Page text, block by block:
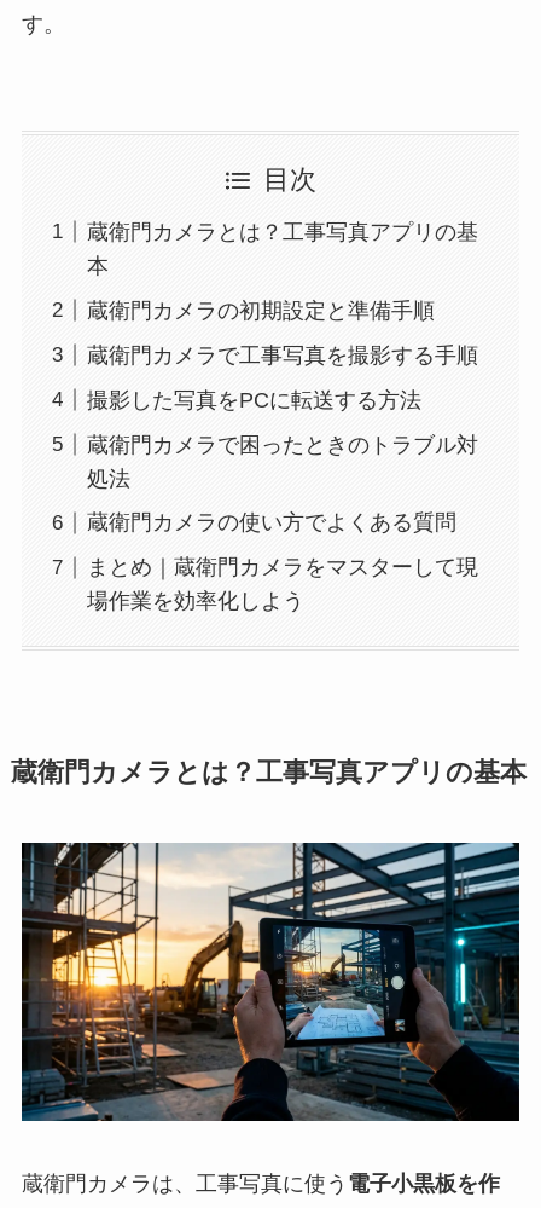
す。
目次
蔵衛門カメラとは？工事写真アプリの基
本
蔵衛門カメラの初期設定と準備手順
蔵衛門カメラで工事写真を撮影する手順
撮影した写真をPCに転送する方法
蔵衛門カメラで困ったときのトラブル対
処法
蔵衛門カメラの使い方でよくある質問
まとめ｜蔵衛門カメラをマスターして現
場作業を効率化しよう
蔵衛門カメラとは？工事写真アプリの基本
蔵衛門カメラは、工事写真に使う 電子小黒板を作